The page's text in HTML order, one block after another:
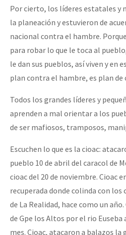
Por cierto, los líderes estatales y
la planeación y estuvieron de
nacional contra el hambre.
para robar lo que le toca al
le dan sus pueblos, así viven y en
plan contra el hambre, es plan
Todos los grandes líderes y
aprenden a mal orientar a los
de ser mafiosos, tramposos,
Escuchen lo que es la cioac:
pueblo 10 de abril del caracol de
cioac del 20 de noviembre. Cioac
recuperada donde colinda con
de La Realidad, hace como un
de Gpe los Altos por el rio Euseba
mes. Cioac, atacaron a balazos la